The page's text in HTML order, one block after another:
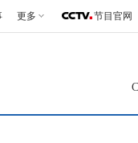
更多 节目官网